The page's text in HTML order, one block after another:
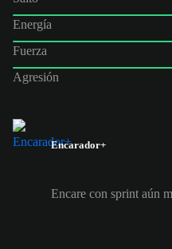
Energía
Fuerza
Agresión
Encarador+
Encare con sprint aún